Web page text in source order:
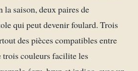
la saison, deux paires de
qui peut devenir foulard. Trois
des pièces compatibles entre
trois couleurs facilite les